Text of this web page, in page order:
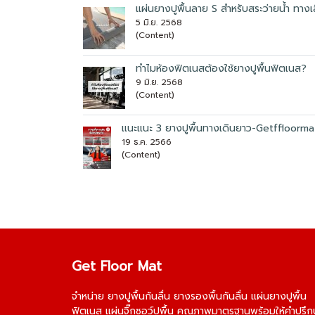
แผ่นยางปูพื้นลาย S สำหรับสระว่ายน้ำ ทา
5 มิ.ย. 2568
(Content)
ทำไมห้องฟิตเนสต้องใช้ยางปูพื้นฟิตเนส?
9 มิ.ย. 2568
(Content)
เเนะเเนะ 3 ยางปูพื้นทางเดินยาว-
19 ธ.ค. 2566
(Content)
Get Floor Mat
จำหน่าย ยางปูพื้นกันลื่น ยางรองพื้นกันลื่น แผ่นยางปูพื้น
ฟิตเนส แผ่นจิ๊กซอว์ปูพื้น คุณภาพมาตรฐานพร้อมให้คำปรึก